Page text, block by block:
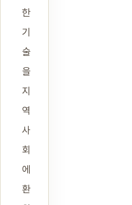
한
기
술
을
지
역
사
회
에
환